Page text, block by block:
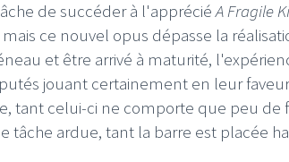
de succéder à l'appréciéA Fragile
ce nouvel opus dépasse la
et être arrivé à maturité,
jouant certainement en leur
tant celui-ci ne comporte que peu de
tâche ardue, tant la barre est placée